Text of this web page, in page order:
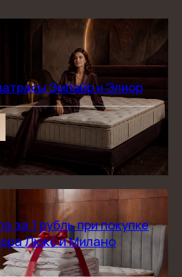
Эмпайр и Элиор
за 1 рубль при покупке
Люкс и Милано